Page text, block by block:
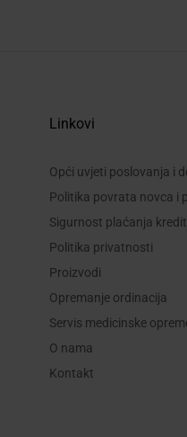
Linkovi
Opći uvjeti poslovanja i
Politika povrata novca i
Sigurnost plaćanja
Politika privatnosti
Proizvodi
Opremanje ordinacija
Servis medicinske
O nama
Kontakt